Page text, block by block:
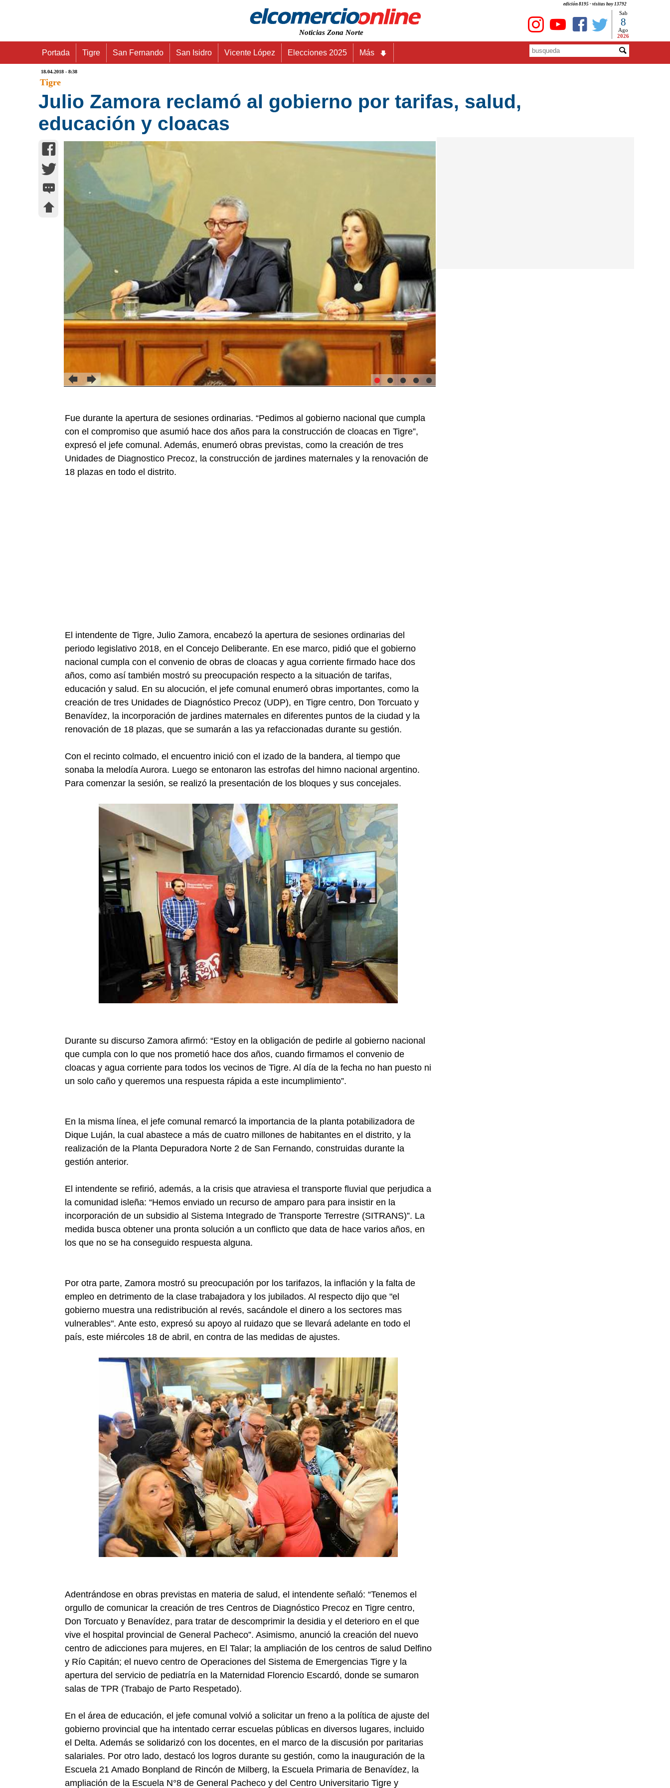
edición 8195 - visitas hoy 13792
Noticias Zona Norte
Sab
8
Ago
2026
Portada Tigre San Fernando San Isidro Vicente López Elecciones 2025 Más
18.04.2018 - 8:38
Tigre
Julio Zamora reclamó al gobierno por tarifas, salud,
educación y cloacas
Fue durante la apertura de sesiones ordinarias. “Pedimos al gobierno nacional que cumpla
con el compromiso que asumió hace dos años para la construcción de cloacas en Tigre”,
expresó el jefe comunal. Además, enumeró obras previstas, como la creación de tres
Unidades de Diagnostico Precoz, la construcción de jardines maternales y la renovación de
18 plazas en todo el distrito.
El intendente de Tigre, Julio Zamora, encabezó la apertura de sesiones ordinarias del
periodo legislativo 2018, en el Concejo Deliberante. En ese marco, pidió que el gobierno
nacional cumpla con el convenio de obras de cloacas y agua corriente firmado hace dos
años, como así también mostró su preocupación respecto a la situación de tarifas,
educación y salud. En su alocución, el jefe comunal enumeró obras importantes, como la
creación de tres Unidades de Diagnóstico Precoz (UDP), en Tigre centro, Don Torcuato y
Benavídez, la incorporación de jardines maternales en diferentes puntos de la ciudad y la
renovación de 18 plazas, que se sumarán a las ya refaccionadas durante su gestión.
Con el recinto colmado, el encuentro inició con el izado de la bandera, al tiempo que
sonaba la melodía Aurora. Luego se entonaron las estrofas del himno nacional argentino.
Para comenzar la sesión, se realizó la presentación de los bloques y sus concejales.
Durante su discurso Zamora afirmó: “Estoy en la obligación de pedirle al gobierno nacional
que cumpla con lo que nos prometió hace dos años, cuando firmamos el convenio de
cloacas y agua corriente para todos los vecinos de Tigre. Al día de la fecha no han puesto ni
un solo caño y queremos una respuesta rápida a este incumplimiento”.
En la misma línea, el jefe comunal remarcó la importancia de la planta potabilizadora de
Dique Luján, la cual abastece a más de cuatro millones de habitantes en el distrito, y la
realización de la Planta Depuradora Norte 2 de San Fernando, construidas durante la
gestión anterior.
El intendente se refirió, además, a la crisis que atraviesa el transporte fluvial que perjudica a
la comunidad isleña: “Hemos enviado un recurso de amparo para para insistir en la
incorporación de un subsidio al Sistema Integrado de Transporte Terrestre (SITRANS)”. La
medida busca obtener una pronta solución a un conflicto que data de hace varios años, en
los que no se ha conseguido respuesta alguna.
Por otra parte, Zamora mostró su preocupación por los tarifazos, la inflación y la falta de
empleo en detrimento de la clase trabajadora y los jubilados. Al respecto dijo que "el
gobierno muestra una redistribución al revés, sacándole el dinero a los sectores mas
vulnerables". Ante esto, expresó su apoyo al ruidazo que se llevará adelante en todo el
país, este miércoles 18 de abril, en contra de las medidas de ajustes.
Adentrándose en obras previstas en materia de salud, el intendente señaló: “Tenemos el
orgullo de comunicar la creación de tres Centros de Diagnóstico Precoz en Tigre centro,
Don Torcuato y Benavídez, para tratar de descomprimir la desidia y el deterioro en el que
vive el hospital provincial de General Pacheco”. Asimismo, anunció la creación del nuevo
centro de adicciones para mujeres, en El Talar; la ampliación de los centros de salud Delfino
y Río Capitán; el nuevo centro de Operaciones del Sistema de Emergencias Tigre y la
apertura del servicio de pediatría en la Maternidad Florencio Escardó, donde se sumaron
salas de TPR (Trabajo de Parto Respetado).
En el área de educación, el jefe comunal volvió a solicitar un freno a la política de ajuste del
gobierno provincial que ha intentado cerrar escuelas públicas en diversos lugares, incluido
el Delta. Además se solidarizó con los docentes, en el marco de la discusión por paritarias
salariales. Por otro lado, destacó los logros durante su gestión, como la inauguración de la
Escuela 21 Amado Bonpland de Rincón de Milberg, la Escuela Primaria de Benavídez, la
ampliación de la Escuela N°8 de General Pacheco y del Centro Universitario Tigre y